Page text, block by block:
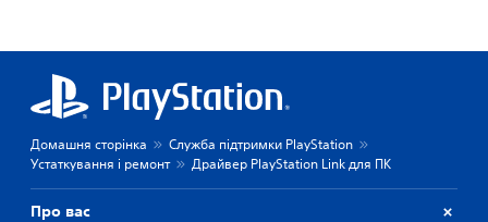
Домашня сторінка
Служба підтримки PlayStation
Устаткування і ремонт
Драйвер PlayStation Link для ПК
Про вас